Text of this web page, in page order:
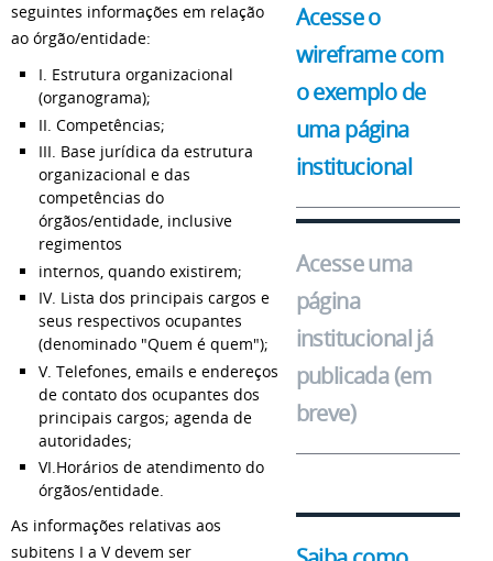
Acesse o
wireframe com
o exemplo de
uma página
institucional
seguintes informações em relação
ao órgão/entidade:
Acesse uma
página
institucional já
publicada (em
breve)
I. Estrutura organizacional
(organograma);
II. Competências;
III. Base jurídica da estrutura
organizacional e das
competências do
órgãos/entidade, inclusive
regimentos
internos, quando existirem;
IV. Lista dos principais cargos e
seus respectivos ocupantes
(denominado "Quem é quem");
V. Telefones, emails e endereços
de contato dos ocupantes dos
principais cargos; agenda de
autoridades;
VI.Horários de atendimento do
órgãos/entidade.
As informações relativas aos
subitens I a V devem ser